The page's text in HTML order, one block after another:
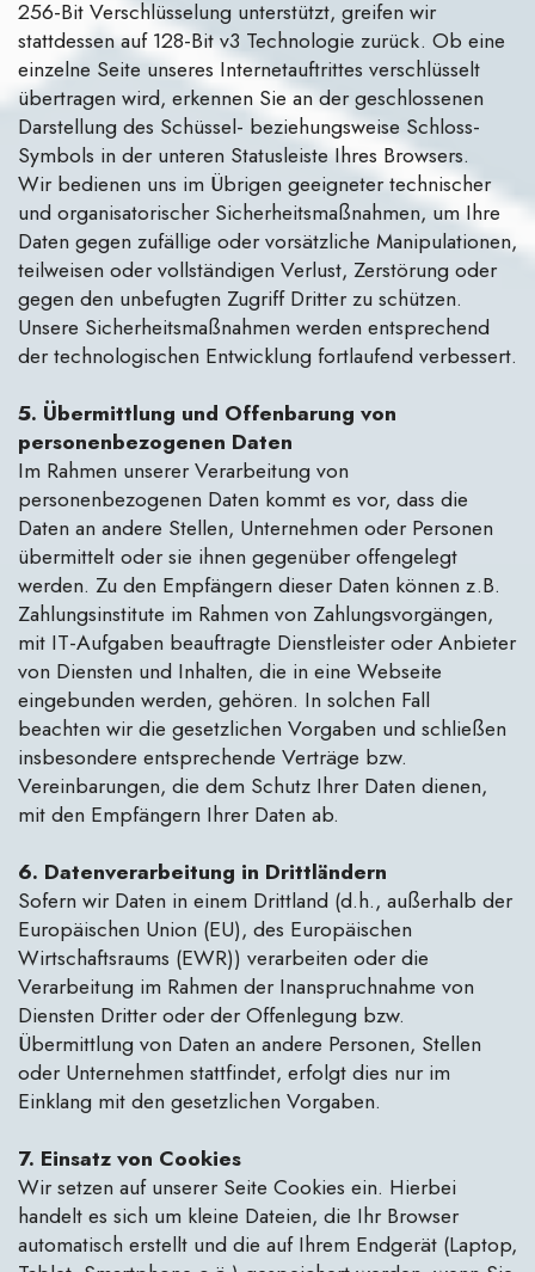
256-Bit Verschlüsselung unterstützt, greifen wir
stattdessen auf 128-Bit v3 Technologie zurück. Ob eine
einzelne Seite unseres Internetauftrittes verschlüsselt
übertragen wird, erkennen Sie an der geschlossenen
Darstellung des Schüssel- beziehungsweise Schloss-
Symbols in der unteren Statusleiste Ihres Browsers.
Wir bedienen uns im Übrigen geeigneter technischer
und organisatorischer Sicherheitsmaßnahmen, um Ihre
Daten gegen zufällige oder vorsätzliche Manipulationen,
teilweisen oder vollständigen Verlust, Zerstörung oder
gegen den unbefugten Zugriff Dritter zu schützen.
Unsere Sicherheitsmaßnahmen werden entsprechend
der technologischen Entwicklung fortlaufend verbessert.
5. Übermittlung und Offenbarung von
personenbezogenen Daten
Im Rahmen unserer Verarbeitung von
personenbezogenen Daten kommt es vor, dass die
Daten an andere Stellen, Unternehmen oder Personen
übermittelt oder sie ihnen gegenüber offengelegt
werden. Zu den Empfängern dieser Daten können z.B.
Zahlungsinstitute im Rahmen von Zahlungsvorgängen,
mit IT-Aufgaben beauftragte Dienstleister oder Anbieter
von Diensten und Inhalten, die in eine Webseite
eingebunden werden, gehören. In solchen Fall
beachten wir die gesetzlichen Vorgaben und schließen
insbesondere entsprechende Verträge bzw.
Vereinbarungen, die dem Schutz Ihrer Daten dienen,
mit den Empfängern Ihrer Daten ab.
6. Datenverarbeitung in Drittländern
Sofern wir Daten in einem Drittland (d.h., außerhalb der
Europäischen Union (EU), des Europäischen
Wirtschaftsraums (EWR)) verarbeiten oder die
Verarbeitung im Rahmen der Inanspruchnahme von
Diensten Dritter oder der Offenlegung bzw.
Übermittlung von Daten an andere Personen, Stellen
oder Unternehmen stattfindet, erfolgt dies nur im
Einklang mit den gesetzlichen Vorgaben.
7. Einsatz von Cookies
Wir setzen auf unserer Seite Cookies ein. Hierbei
handelt es sich um kleine Dateien, die Ihr Browser
automatisch erstellt und die auf Ihrem Endgerät (Laptop,